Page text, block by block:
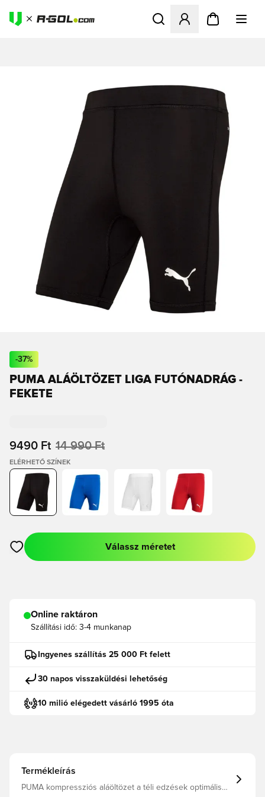
Megnyit egy modált a
-37%
PUMA ALÁÖLTÖZET LIGA FUTÓNADRÁG -
FEKETE
9490 Ft 14 990 Ft
ELÉRHETŐ SZÍNEK
Megnyit egy modált a bejelentkezéshez vagy a tagként való
Válassz méretet
Online raktáron
Szállítási idő: 3-4 munkanap
Ingyenes szállítás 25 000 Ft felett
30 napos visszaküldési lehetőség
10 milió elégedett vásárló 1995 óta
Termékleírás
PUMA kompressziós aláöltözet a téli edzések optimális